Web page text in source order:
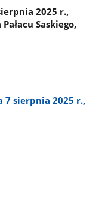
2025 r.,
Saskiego,
7 sierpnia 2025 r.,